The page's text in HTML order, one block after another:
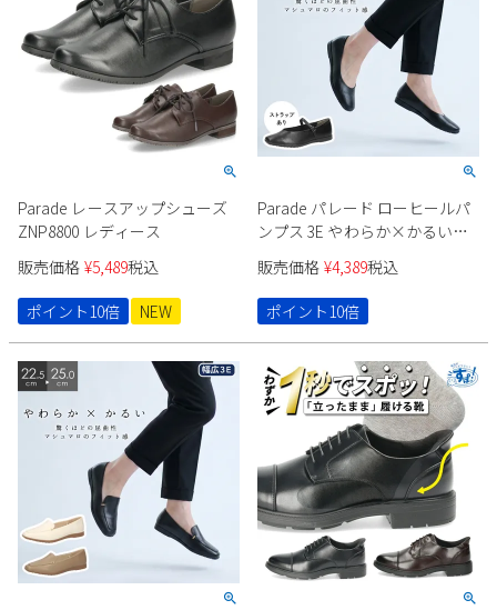
Parade レースアップシューズ
ZNP8800 レディース
販売価格 ¥5,489税込
ポイント10倍
NEW
Parade パレード ローヒールパ
ンプス 3E やわらか×かるい
51114 51115
販売価格 ¥4,389税込
ポイント10倍